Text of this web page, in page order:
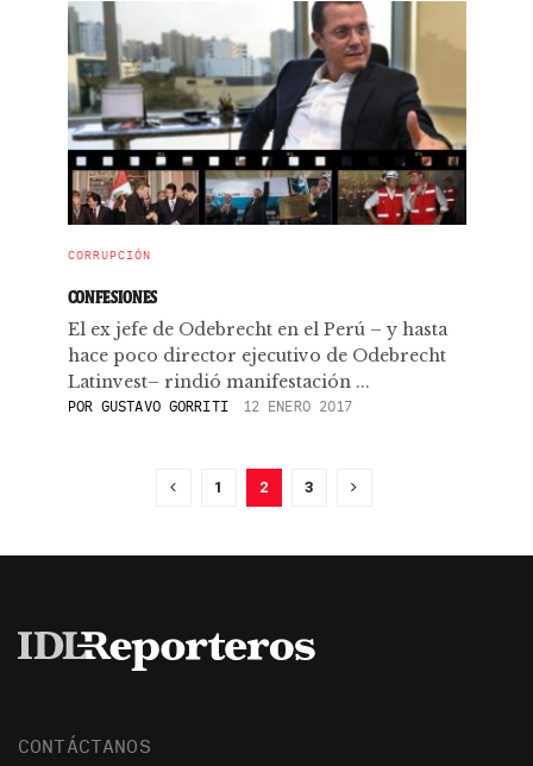
CORRUPCIÓN
CONFESIONES
El ex jefe de Odebrecht en el Perú – y hasta
hace poco director ejecutivo de Odebrecht
Latinvest– rindió manifestación ...
POR GUSTAVO GORRITI 12 ENERO 2017
1 2 3
CONTÁCTANOS